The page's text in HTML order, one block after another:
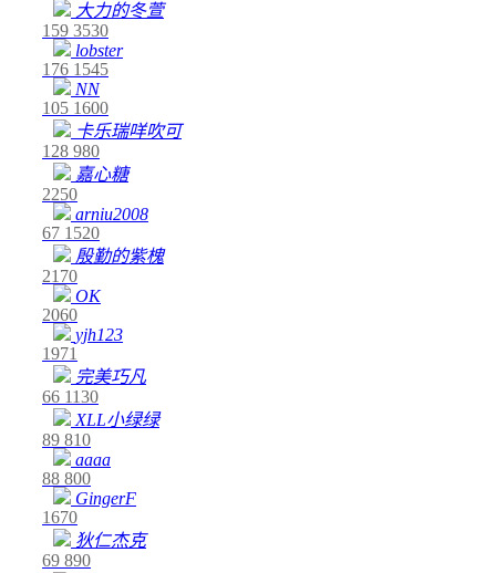
大力的冬萱
159 3530
lobster
176 1545
NN
105 1600
卡乐瑞咩吹可
128 980
嘉心糖
2250
arniu2008
67 1520
殷勤的紫槐
2170
OK
2060
yjh123
1971
完美巧凡
66 1130
XLL小绿绿
89 810
aaaa
88 800
GingerF
1670
狄仁杰克
69 890